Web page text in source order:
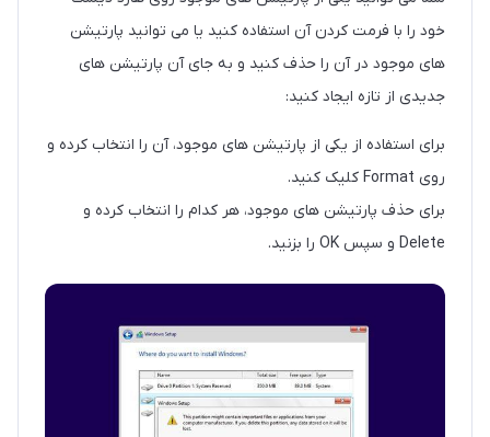
خود را با فرمت کردن آن استفاده کنید یا می توانید پارتیشن
های موجود در آن را حذف کنید و به جای آن پارتیشن های
جدیدی از تازه ایجاد کنید:
برای استفاده از یکی از پارتیشن های موجود، آن را انتخاب کرده و
روی Format کلیک کنید.
برای حذف پارتیشن های موجود، هر کدام را انتخاب کرده و
Delete و سپس OK را بزنید.